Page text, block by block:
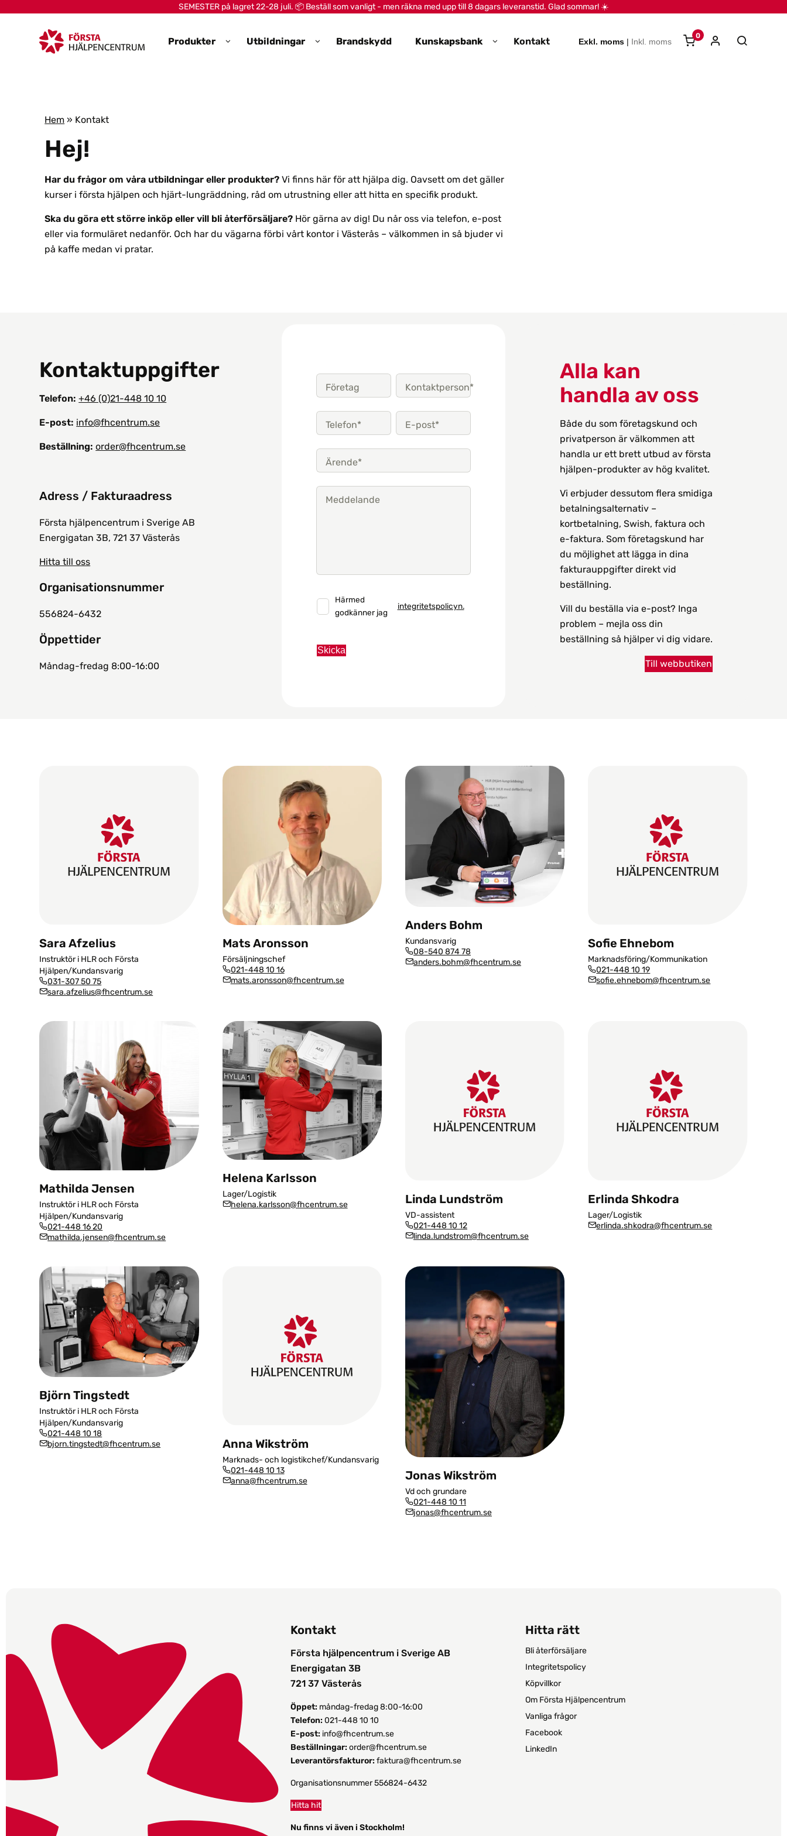
SEMESTER på lagret 22-28 juli. 📦 Beställ som vanligt - men räkna med upp till 8 dagars leveranstid. Glad sommar! ☀️
Produkter Utbildningar Brandskydd Kunskapsbank Kontakt Exkl. moms | Inkl. moms
0
Hem » Kontakt
Hej!
Har du frågor om våra utbildningar eller produkter?Vi finns här för att hjälpa dig. Oavsett om det gäller
kurser i första hjälpen och hjärt-lungräddning, råd om utrustning eller att hitta en specifik produkt.
Ska du göra ett större inköp eller vill bli återförsäljare? Hör gärna av dig! Du når oss via telefon, e-post
eller via formuläret nedanför. Och har du vägarna förbi vårt kontor i Västerås – välkommen in så bjuder vi
på kaffe medan vi pratar.
Kontaktuppgifter
Telefon: +46 (0)21-448 10 10
E-post: info@fhcentrum.se
Beställning: order@fhcentrum.se
Adress / Fakturaadress
Första hjälpencentrum i Sverige AB
Energigatan 3B, 721 37 Västerås
Hitta till oss
Organisationsnummer
556824-6432
Öppettider
Måndag-fredag 8:00-16:00
Företag Kontaktperson*
Telefon* E-post*
Ärende*
Meddelande
Härmed
godkänner jag
integritetspolicyn.
Alla kan
handla av oss
Både du som företagskund och
privatperson är välkommen att
handla ur ett brett utbud av första
hjälpen-produkter av hög kvalitet.
Vi erbjuder dessutom flera smidiga
betalningsalternativ –
kortbetalning, Swish, faktura och
e-faktura. Som företagskund har
du möjlighet att lägga in dina
fakturauppgifter direkt vid
beställning.
Vill du beställa via e-post? Inga
problem – mejla oss din
beställning så hjälper vi dig vidare.
Till webbutiken
Sara Afzelius
Instruktör i HLR och Första
Hjälpen/Kundansvarig
031-307 50 75
sara.afzelius@fhcentrum.se
Mats Aronsson
Försäljningschef
021-448 10 16
mats.aronsson@fhcentrum.se
Anders Bohm
Kundansvarig
08-540 874 78
anders.bohm@fhcentrum.se
Sofie Ehnebom
Marknadsföring/Kommunikation
021-448 10 19
sofie.ehnebom@fhcentrum.se
Mathilda Jensen
Instruktör i HLR och Första
Hjälpen/Kundansvarig
021-448 16 20
mathilda.jensen@fhcentrum.se
Helena Karlsson
Lager/Logistik
helena.karlsson@fhcentrum.se
Linda Lundström
VD-assistent
021-448 10 12
linda.lundstrom@fhcentrum.se
Erlinda Shkodra
Lager/Logistik
erlinda.shkodra@fhcentrum.se
Björn Tingstedt
Instruktör i HLR och Första
Hjälpen/Kundansvarig
021-448 10 18
bjorn.tingstedt@fhcentrum.se
Anna Wikström
Marknads- och logistikchef/Kundansvarig
021-448 10 13
anna@fhcentrum.se
Jonas Wikström
Vd och grundare
021-448 10 11
jonas@fhcentrum.se
Kontakt
Första hjälpencentrum i Sverige AB
Energigatan 3B
721 37 Västerås
Öppet:måndag-fredag 8:00-16:00
Telefon:021-448 10 10
E-post: info@fhcentrum.se
Beställningar:order@fhcentrum.se
Leverantörsfakturor:faktura@fhcentrum.se
Organisationsnummer 556824-6432
Hitta hit
Nu finns vi även i Stockholm!
Hitta rätt
Bli återförsäljare
Integritetspolicy
Köpvillkor
Om Första Hjälpencentrum
Vanliga frågor
Facebook
LinkedIn